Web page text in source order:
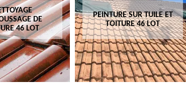
DE
46 LOT
PEINTURE SUR TUILE ET
TOITURE 46 LOT